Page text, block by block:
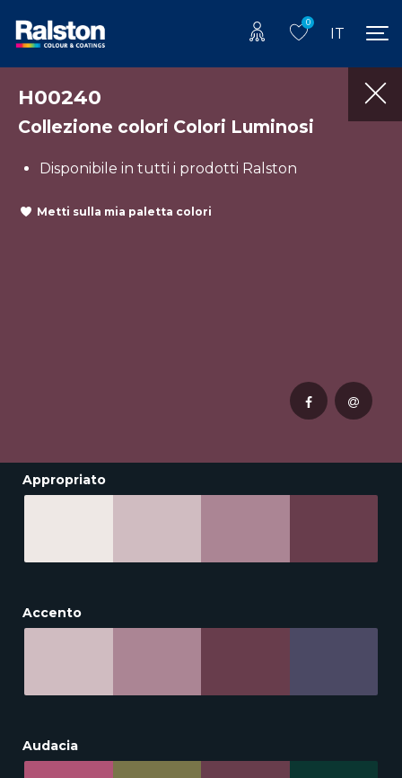
0
IT
H00240
Collezione colori Colori Luminosi
Disponibile in tutti i prodotti Ralston
Metti sulla mia paletta colori
Appropriato
Accento
Audacia